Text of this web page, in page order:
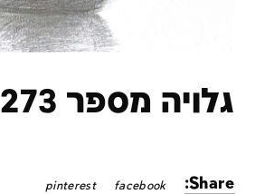
גלויה מספר 273
Share:
facebook
pinterest